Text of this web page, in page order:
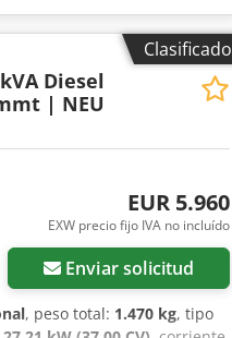
Clasificado
Diesel
| NEU
EUR 5.960
EXW precio fijo IVA no incluído
Enviar solicitud
, peso total: 1.470 kg, tipo